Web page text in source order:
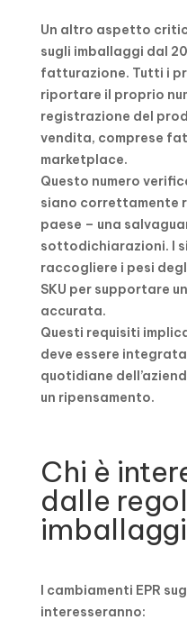
Un altro aspetto
sugli imballaggi dal
fatturazione. Tutti i
riportare il proprio
registrazione del
vendita, comprese
marketplace.
Questo numero
siano correttamente
paese – una
sottodichiarazioni. I
raccogliere i pesi
SKU per supportare
accurata.
Questi requisiti
deve essere
quotidiane
un ripensamento.
Chi è
dalle
I cambiamenti EPR
interesseranno: